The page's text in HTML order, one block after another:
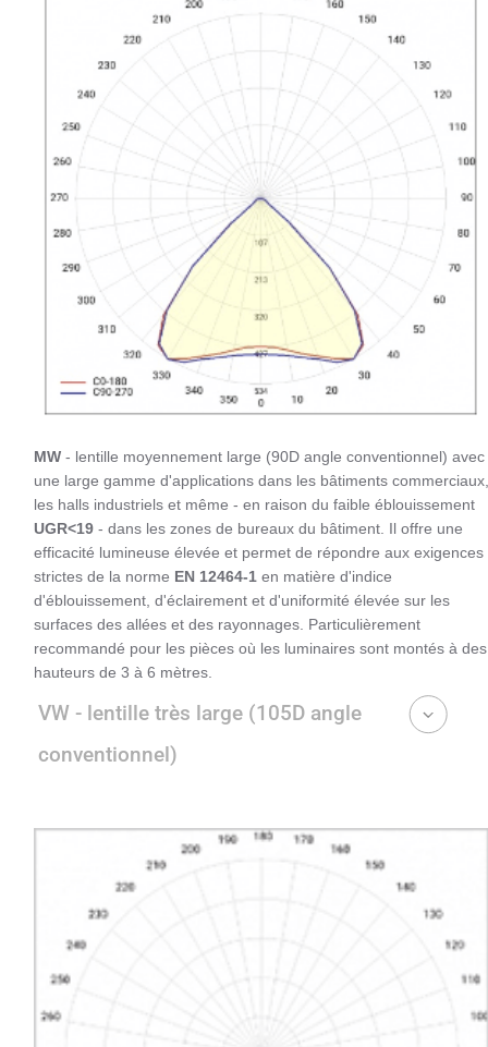
MW - lentille moyennement large (90D angle conventionnel) avec
une large gamme d'applications dans les bâtiments commerciaux,
les halls industriels et même - en raison du faible éblouissement
UGR<19 - dans les zones de bureaux du bâtiment. Il offre une
efficacité lumineuse élevée et permet de répondre aux exigences
strictes de la norme EN 12464-1 en matière d'indice
d'éblouissement, d'éclairement et d'uniformité élevée sur les
surfaces des allées et des rayonnages. Particulièrement
recommandé pour les pièces où les luminaires sont montés à des
hauteurs de 3 à 6 mètres.
VW - lentille très large (105D angle
conventionnel)